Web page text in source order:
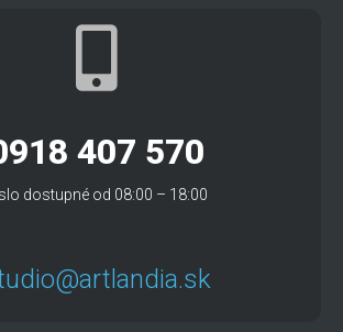
407 570
dostupné od 08:00 – 18:00